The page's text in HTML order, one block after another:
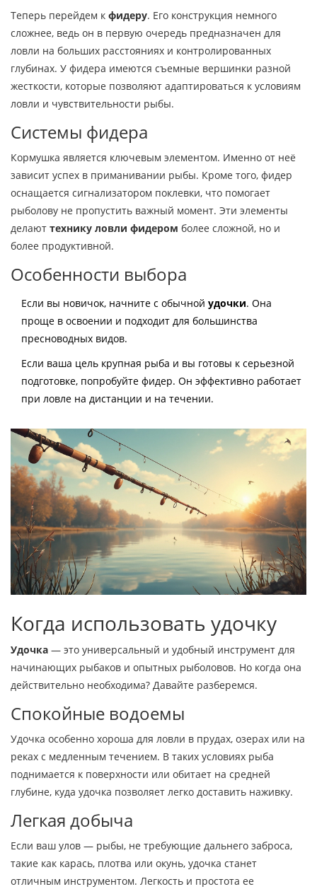
Теперь перейдем к фидеру. Его конструкция немного
сложнее, ведь он в первую очередь предназначен для
ловли на больших расстояниях и контролированных
глубинах. У фидера имеются съемные вершинки разной
жесткости, которые позволяют адаптироваться к условиям
ловли и чувствительности рыбы.
Системы фидера
Кормушка является ключевым элементом. Именно от неё
зависит успех в приманивании рыбы. Кроме того, фидер
оснащается сигнализатором поклевки, что помогает
рыболову не пропустить важный момент. Эти элементы
делают технику ловли фидером более сложной, но и
более продуктивной.
Особенности выбора
Если вы новичок, начните с обычной удочки. Она
проще в освоении и подходит для большинства
пресноводных видов.
Если ваша цель крупная рыба и вы готовы к серьезной
подготовке, попробуйте фидер. Он эффективно работает
при ловле на дистанции и на течении.
Когда использовать удочку
Удочка — это универсальный и удобный инструмент для
начинающих рыбаков и опытных рыболовов. Но когда она
действительно необходима? Давайте разберемся.
Спокойные водоемы
Удочка особенно хороша для ловли в прудах, озерах или на
реках с медленным течением. В таких условиях рыба
поднимается к поверхности или обитает на средней
глубине, куда удочка позволяет легко доставить наживку.
Легкая добыча
Если ваш улов — рыбы, не требующие дальнего заброса,
такие как карась, плотва или окунь, удочка станет
отличным инструментом. Легкость и простота ее